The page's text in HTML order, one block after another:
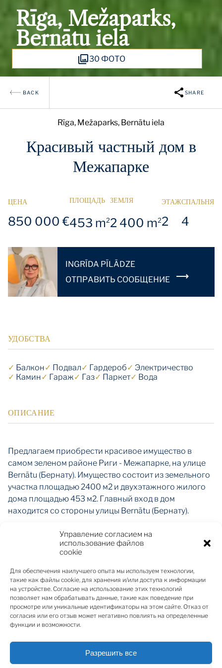
Управление согласием на
использование файлов
cookie
Для обеспечения наилучшего опыта мы используем технологии,
такие как файлы cookie, для хранения и/или доступа к информации
на устройстве. Согласие на использование этих технологий
позволяет нам обрабатывать данные, такие как поведение при
просмотре или уникальные идентификаторы на этом сайте. Отказ от
согласия или его отзыв может негативно повлиять на определенные
функции и возможности.
Разрешить все
Rīga, Mežaparks,
Bernātu iela
30 ФОТО
BACK SHARE
Rīga, Mežaparks, Bernātu iela
Красивый частный дом в
Межапарке
ЦЕНА
850 000 €
ПЛОЩАДЬ
453 m2
ЗЕМЛЯ
2 400 m2
ЭТАЖ
2
СПАЛЬНЯ
4
INGRĪDA PĪLĀDZE
OТПРАВИТЬ СООБЩЕНИЕ
УДОБСТВА
✓ Балкон✓ Подвал✓ Гардероб✓ Электричество
✓ Камин✓ Гараж✓ Газ✓ Паркет✓ Вода
ОПИСАНИЕ
Предлагаем приобрести красивое имущество в
самом зеленом районе Риги - Межапарке, на улице
Bernātu (Бернату). Имущество состоит из земельного
участка площадью 2400 м2 и двухэтажного жилого
дома площадью 453 м2. Главный вход в дом
находится со стороны улицы Bernātu (Бернату).
На первом этаже дома расположена гостиная с
камином, кухня с обеденным помещением и
комната для гостей. Из гостиной есть выход на
просторную террасу общей площадью 46.6 м2. На
втором этаже находятся две спальни для детей с
ванной комнатой, а также главная спальня с
отдельной ванной комнатой для родителей. В
каждой спальне есть гардеробная и встроенные
шкафы. На втором этаже также есть терраса и
балкон - 13.7 м2. В доме обустроен подземный этаж,
который благодаря рельефу и расположению дома